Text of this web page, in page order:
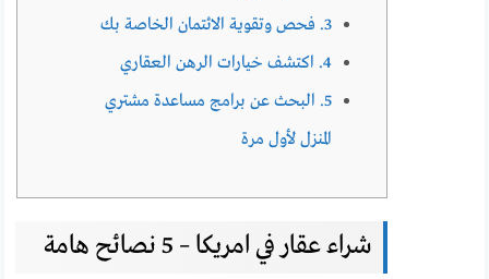
3. فحص وتقوية الائتمان الخاصة بك
4. اكتشف خيارات الرهن العقاري
5. البحث عن برامج مساعدة مشتري
المنزل لأول مرة
شراء عقار في امريكا – 5 نصائح هامة